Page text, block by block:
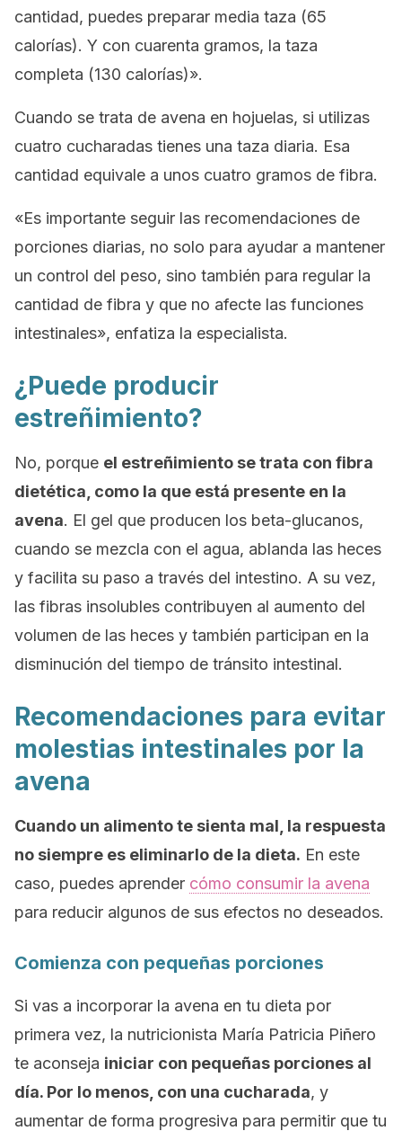
cantidad, puedes preparar media taza (65
calorías). Y con cuarenta gramos, la taza
completa (130 calorías)».
Cuando se trata de avena en hojuelas, si utilizas
cuatro cucharadas tienes una taza diaria. Esa
cantidad equivale a unos cuatro gramos de fibra.
«Es importante seguir las recomendaciones de
porciones diarias, no solo para ayudar a mantener
un control del peso, sino también para regular la
cantidad de fibra y que no afecte las funciones
intestinales», enfatiza la especialista.
¿Puede producir
estreñimiento?
No, porque el estreñimiento se trata con fibra
dietética, como la que está presente en la
avena. El gel que producen los beta-glucanos,
cuando se mezcla con el agua, ablanda las heces
y facilita su paso a través del intestino. A su vez,
las fibras insolubles contribuyen al aumento del
volumen de las heces y también participan en la
disminución del tiempo de tránsito intestinal.
Recomendaciones para evitar
molestias intestinales por la
avena
Cuando un alimento te sienta mal, la respuesta
no siempre es eliminarlo de la dieta. En este
caso, puedes aprender cómo consumir la avena
para reducir algunos de sus efectos no deseados.
Comienza con pequeñas porciones
Si vas a incorporar la avena en tu dieta por
primera vez, la nutricionista María Patricia Piñero
te aconseja iniciar con pequeñas porciones al
día. Por lo menos, con una cucharada, y
aumentar de forma progresiva para permitir que tu